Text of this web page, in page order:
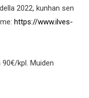
2022, kunhan sen
https://www.ilves-
kpl. Muiden